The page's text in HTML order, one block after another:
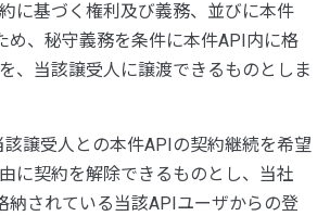
に基づく権利及び義務、並びに本件
め、秘守義務を条件に本件API内に格
、当該譲受人に譲渡できるものとしま
該譲受人との本件APIの契約継続を希望
に契約を解除できるものとし、当社
納されている当該APIユーザからの登